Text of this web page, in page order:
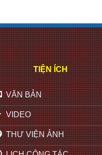
TIỆN ÍCH
VĂN BẢN
VIDEO
THƯ VIỆN ẢNH